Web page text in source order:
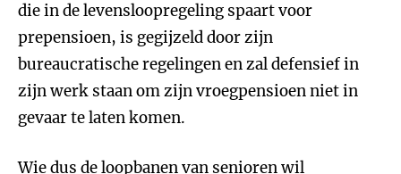
die in de levensloopregeling spaart voor
prepensioen, is gegijzeld door zijn
bureaucratische regelingen en zal defensief in
zijn werk staan om zijn vroegpensioen niet in
gevaar te laten komen.
Wie dus de loopbanen van senioren wil